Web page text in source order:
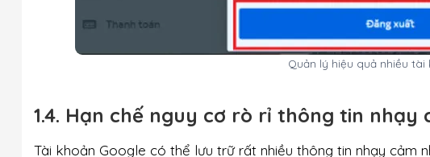
Quản lý hiệu quả nhiều tài
1.4. Hạn chế nguy cơ rò rỉ thông tin nhạy
Tài khoản Google có thể lưu trữ rất nhiều thông tin nhạy cảm